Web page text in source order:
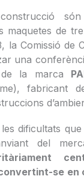
maquetes de
la Comissió de
una
la marca
fabricant
dificultats
del
se en